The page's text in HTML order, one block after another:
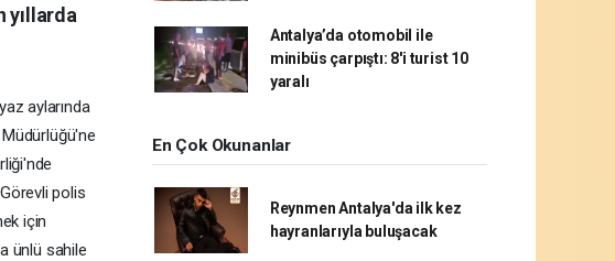
yıllarda
aylarında
polis
için
ünlü sahile
Antalya’da otomobil ile
minibüs çarpıştı: 8'i turist 10
yaralı
En Çok Okunanlar
Reynmen Antalya'da ilk kez
hayranlarıyla buluşacak